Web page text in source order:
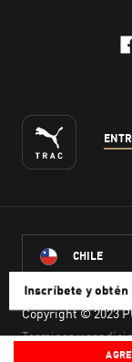
Inscríbete y obtén